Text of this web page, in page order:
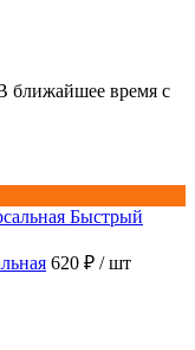
ближайшее время с
Быстрый
620 ₽ / шт